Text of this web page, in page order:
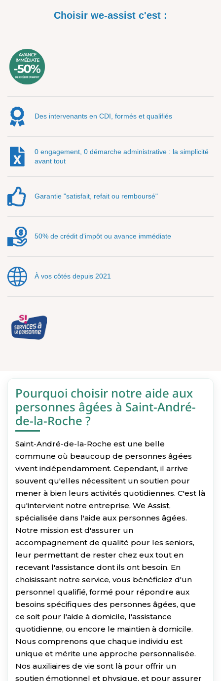
Choisir we-assist c'est :
Des intervenants en CDI, formés et qualifiés
0 engagement, 0 démarche administrative : la simplicité
avant tout
Garantie "satisfait, refait ou remboursé"
50% de crédit d'impôt ou avance immédiate
À vos côtés depuis 2021
Pourquoi choisir notre aide aux
personnes âgées à Saint-André-
de-la-Roche ?
Saint-André-de-la-Roche est une belle
commune où beaucoup de personnes âgées
vivent indépendamment. Cependant, il arrive
souvent qu'elles nécessitent un soutien pour
mener à bien leurs activités quotidiennes. C'est là
qu'intervient notre entreprise, We Assist,
spécialisée dans l'aide aux personnes âgées.
Notre mission est d'assurer un
accompagnement de qualité pour les seniors,
leur permettant de rester chez eux tout en
recevant l'assistance dont ils ont besoin. En
choisissant notre service, vous bénéficiez d'un
personnel qualifié, formé pour répondre aux
besoins spécifiques des personnes âgées, que
ce soit pour l'aide à domicile, l'assistance
quotidienne, ou encore le maintien à domicile.
Nous comprenons que chaque individu est
unique et mérite une approche personnalisée.
Nos auxiliaires de vie sont là pour offrir un
soutien émotionnel et physique, et pour assurer